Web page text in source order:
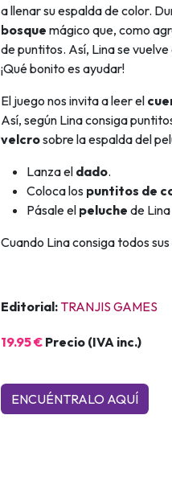
a llenar su espalda de color.
bosque mágico que, como
de puntitos. Así, Lina se
¡Qué bonito es ayudar!
El juego nos invita a leer el
Así, según Lina consiga
velcrosobre la espalda del
Lanza el dado.
Coloca los puntitos de
Pásale el peluche de
Cuando Lina consiga todos
Editorial: TRANJIS GAMES
19.95 € Precio (IVA inc.)
ENCUÉNTRALO AQ​​UÍ​​